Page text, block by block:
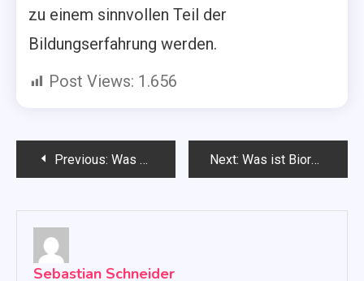
zu einem sinnvollen Teil der
Bildungserfahrung werden.
Post Views: 1.656
Beitragsnavigation
Previous: Was spricht für den Kauf eines klassischen Kleinwagens? Next: Was ist Bioresonanz: Eine Einführung in die Bioenergietherapie
Sebastian Schneider